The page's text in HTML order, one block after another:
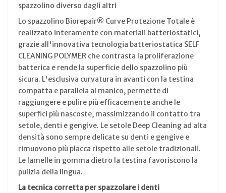
spazzolino diverso dagli altri
Lo spazzolino Biorepair® Curve Protezione Totale è
realizzato interamente con materiali batteriostatici,
grazie all'innovativa tecnologia batteriostatica SELF
CLEANING POLYMER che contrasta la proliferazione
batterica e rende la superficie dello spazzolino più
sicura. L'esclusiva curvatura in avanti con la testina
compatta e parallela al manico, permette di
raggiungere e pulire più efficacemente anche le
superfici più nascoste, massimizzando il contatto tra
setole, denti e gengive. Le setole Deep Cleaning ad alta
densità sono sempre delicate su denti e gengive e
rimuovono più placca rispetto alle setole tradizionali.
Le lamelle in gomma dietro la testina favoriscono la
pulizia della lingua.
La tecnica corretta per spazzolare i denti